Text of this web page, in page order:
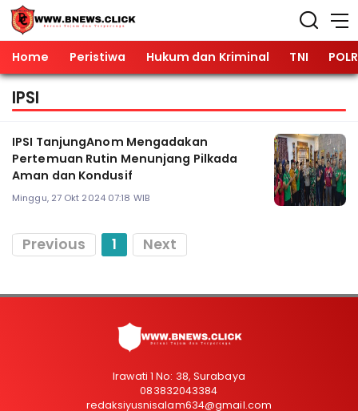
Home Peristiwa Hukum dan Kriminal TNI
IPSI
IPSI TanjungAnom Mengadakan
Pertemuan Rutin Menunjang Pilkada
Aman dan Kondusif
Minggu, 27 Okt 2024 07:18 WIB
Previous 1 Next
Irawati 1 No: 38, Surabaya
083832043384
redaksiyusnisalam634@gmail.com